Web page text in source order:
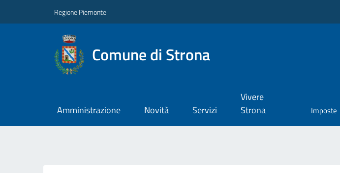
Regione Piemonte
Comune di Strona
Amministrazione Novità Servizi
Vivere
Strona
Imposte